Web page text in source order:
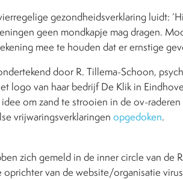
gezondheidsverklaring luidt:
geen mondkapje mag dragen.
mee te houden dat er ernstige
door R. Tillema-Schoon,
logo van haar bedrijf De Klik in
om zand te strooien in de ov-
vrijwaringsverklaringen opgedoken.
zich gemeld in de inner circle van de
oprichter van de website/organisatie